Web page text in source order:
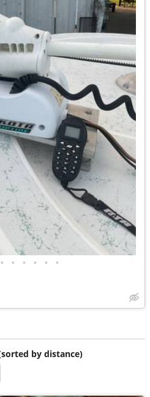
• • • • • •
by distance)